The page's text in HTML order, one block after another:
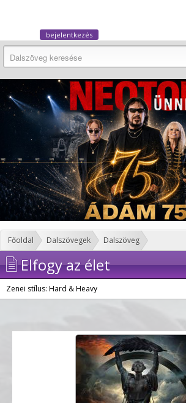
bejelentkezés
Főoldal Dalszövegek Dalszöveg
Elfogy az élet
Zenei stílus: Hard & Heavy